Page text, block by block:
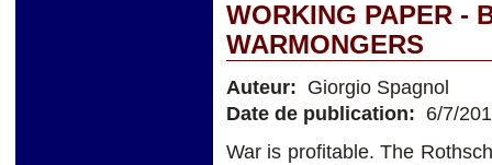
WORKING PAPER -
WARMONGERS
Auteur: Giorgio Spagnol
Date de publication: 6/7/
War is profitable. The